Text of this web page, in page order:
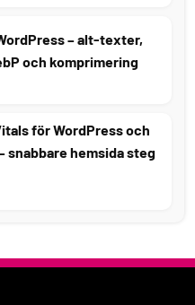
– alt-texter,
och komprimering
för WordPress och
snabbare hemsida steg